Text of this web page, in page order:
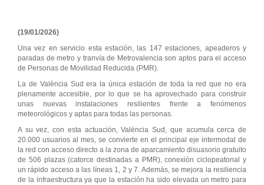
(19/01/2026)
Una vez en servicio esta estación, las 147 estaciones, apeaderos y
paradas de metro y tranvía de Metrovalencia son aptos para el acceso
de Personas de Movilidad Reducida (PMR).
La de València Sud era la única estación de toda la red que no era
plenamente accesible, por lo que se ha aprovechado para construir
unas nuevas instalaciones resilientes frente a fenómenos
meteorológicos y aptas para todas las personas.
A su vez, con esta actuación, València Sud, que acumula cerca de
20.000 usuarios al mes, se convierte en el principal eje intermodal de
la red con acceso directo a la zona de aparcamiento disuasorio gratuito
de 506 plazas (catorce destinadas a PMR), conexión ciclopeatonal y
un rápido acceso a las líneas 1, 2 y 7. Además, se mejora la resiliencia
de la infraestructura ya que la estación ha sido elevada un metro para